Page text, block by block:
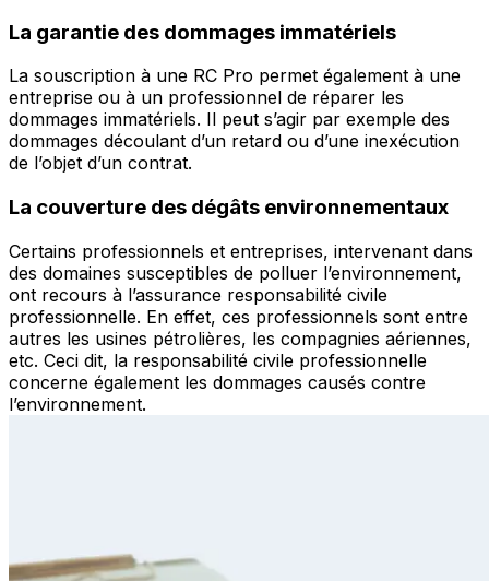
La garantie des dommages immatériels
La souscription à une RC Pro permet également à une
entreprise ou à un professionnel de réparer les
dommages immatériels. Il peut s’agir par exemple des
dommages découlant d’un retard ou d’une inexécution
de l’objet d’un contrat.
La couverture des dégâts environnementaux
Certains professionnels et entreprises, intervenant dans
des domaines susceptibles de polluer l’environnement,
ont recours à l’assurance responsabilité civile
professionnelle. En effet, ces professionnels sont entre
autres les usines pétrolières, les compagnies aériennes,
etc. Ceci dit, la responsabilité civile professionnelle
concerne également les dommages causés contre
l’environnement.